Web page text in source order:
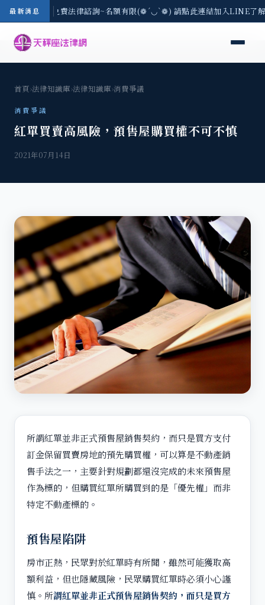
最新消息
8/3(一) 現場免費法律諮詢~名額有限(❁´◡`❁) 請點此連結加入LINE
首頁›法律知識庫›法律知識庫›消費爭議
消費爭議
紅單買賣高風險，預售屋購買權不可不慎
2021年07月14日
所謂紅單並非正式預售屋銷售契約，而只是買方支付
訂金保留買賣房地的預先購買權，可以算是不動產銷
售手法之一，主要針對規劃都還沒完成的未來預售屋
作為標的，但購買紅單所購買到的是「優先權」而非
特定不動產標的。
預售屋陷阱
房市正熱，民眾對於紅單時有所聞，雖然可能獲取高
額利益，但也隱藏風險，民眾購買紅單時必須小心謹
慎。所謂紅單並非正式預售屋銷售契約，而只是買方